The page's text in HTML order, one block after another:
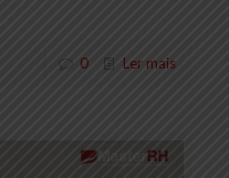
0 Ler mais